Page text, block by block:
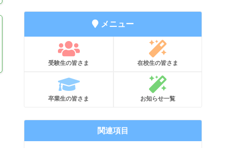
メニュー
受験生の皆さま 在校生の皆さま
卒業生の皆さま お知らせ一覧
関連項目